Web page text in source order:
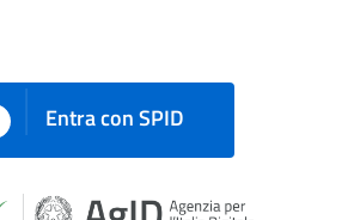
Entra con SPID